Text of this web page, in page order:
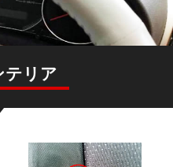
テリア